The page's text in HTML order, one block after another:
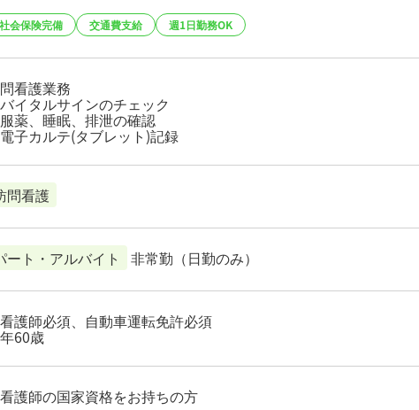
社会保険完備 交通費支給 週1日勤務OK
看護業務
バイタルサインのチェック
服薬、睡眠、排泄の確認
電子カルテ(タブレット)記録
問看護
ート・アルバイト 非常勤（日勤のみ）
護師必須、自動車運転免許必須
60歳
護師の国家資格をお持ちの方